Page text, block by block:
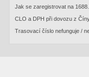
Jak se zaregistrovat na
CLO a DPH při dovozu z
Trasovací číslo nefunguje /